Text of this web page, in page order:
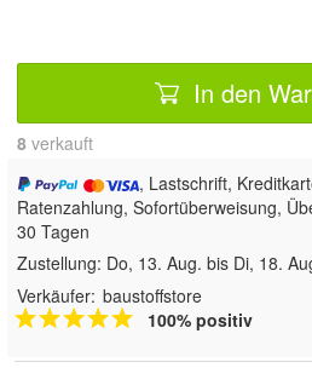
In den
8 verkauft
, Lastschrift,
Ratenzahlung, Sofortüberweisung,
30 Tagen
Zustellung: Do, 13. Aug. bis Di, 18.
Verkäufer: baustoffstore
100% positiv